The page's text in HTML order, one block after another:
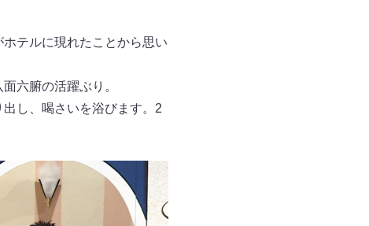
テルに現れたことから思い
六腑の活躍ぶり。
し、喝さいを浴びます。2